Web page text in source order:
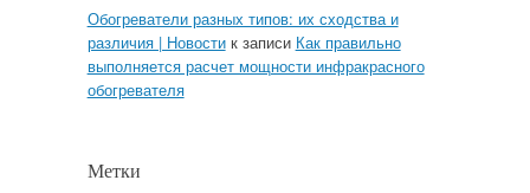
Обогреватели разных типов: их сходства и
различия | Новостик записи Как правильно
выполняется расчет мощности инфракрасного
обогревателя
Метки